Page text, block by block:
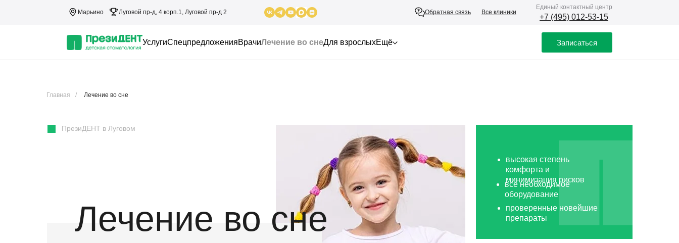
Обратная связь Все клиники
Eдиный контактный центр
+7 (495) 012-53-15
Марьино Луговой пр-д, 4 корп.1, Луговой пр-д 2
УслугиСпецпредложенияВрачиЛечение во снеДля взрослыхЕщё Записаться
Главная / Лечение во сне
Лечение во сне
проверенные новейшие
препараты
все необходимое
оборудование
высокая степень
комфорта и
минимизация рисков
ПрезиДЕНТ в Луговом